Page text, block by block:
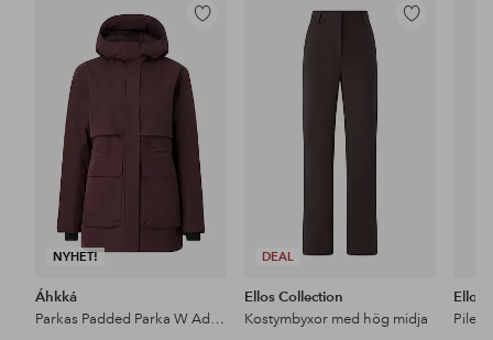
NYHET!
Lägg
favoriter
Áhkká
Parkas Padded Parka W Adjustable Waist
DEAL
Lägg
Ellos Collection
Kostymbyxor med hög midja
Ellos